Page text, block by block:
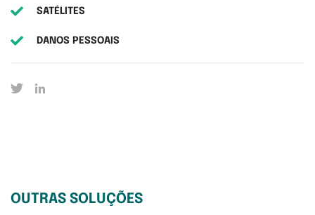
SATÉLITES
DANOS PESSOAIS
OUTRAS SOLUÇÕES